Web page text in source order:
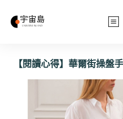
【閱讀心得】華爾街操盤